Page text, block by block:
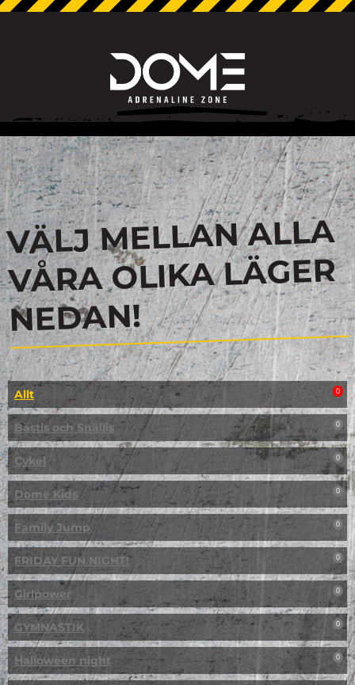
VÄLJ MELLAN ALLA
VÅRA OLIKA LÄGER
NEDAN!
Allt 0
Bästis och Snällis 0
Cykel 0
Dome Kids 0
Family Jump 0
FRIDAY FUN NIGHT! 0
Girlpower 0
GYMNASTIK 0
Halloween night 0